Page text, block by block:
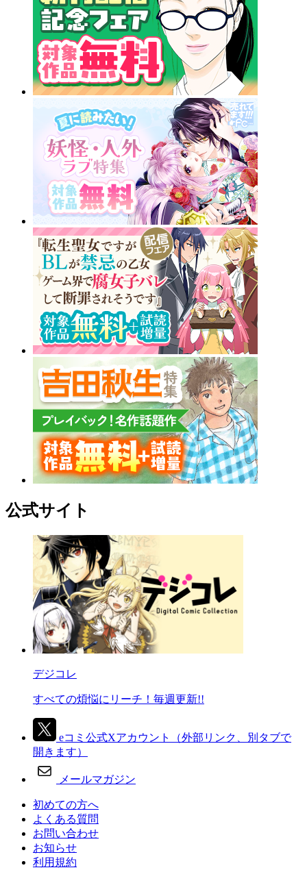
公式サイト
デジコレ
すべての煩悩にリーチ！毎週更新!!
eコミ公式Xアカウント
（外部リンク、別タブで
開きます）
メールマガジン
初めての方へ
よくある質問
お問い合わせ
お知らせ
利用規約